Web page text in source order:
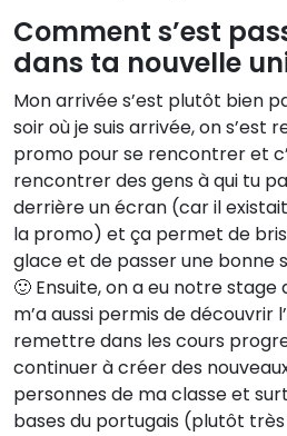
Comment s’est
dans ta nouvelle
Mon arrivée s’est plutôt bien
soir où je suis arrivée, on s’est
promo pour se rencontrer et
rencontrer des gens à qui tu
derrière un écran (car il
la promo) et ça permet de
glace et de passer une bonne
🙂 Ensuite, on a eu notre
m’a aussi permis de découvrir
remettre dans les cours
continuer à créer des
personnes de ma classe et
bases du portugais (plutôt